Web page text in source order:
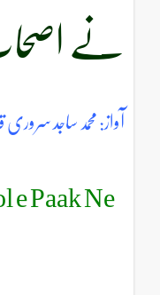
نے
آواز: محمد ساجد
e Paak Ne